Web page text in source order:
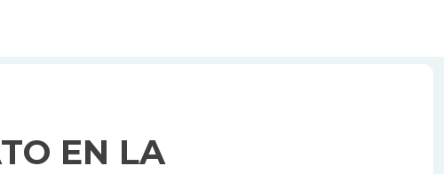
EN LA